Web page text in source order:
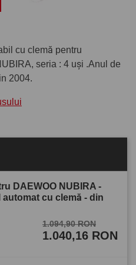
cu clemă pentru
seria : 4 uşi .Anul de
2004.
DAEWOO NUBIRA -
cu clemă - din
1.094,90 RON
1.040,16 RON